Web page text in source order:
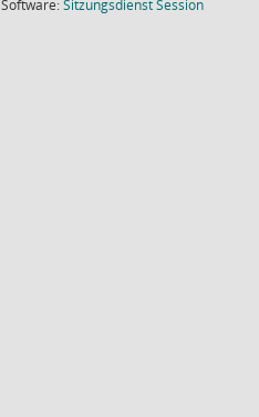
Software:SitzungsdienstSession(Wird in